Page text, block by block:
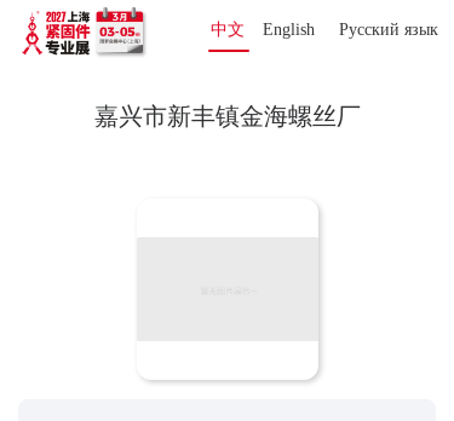
中文 English Русский язык
嘉兴市新丰镇金海螺丝厂